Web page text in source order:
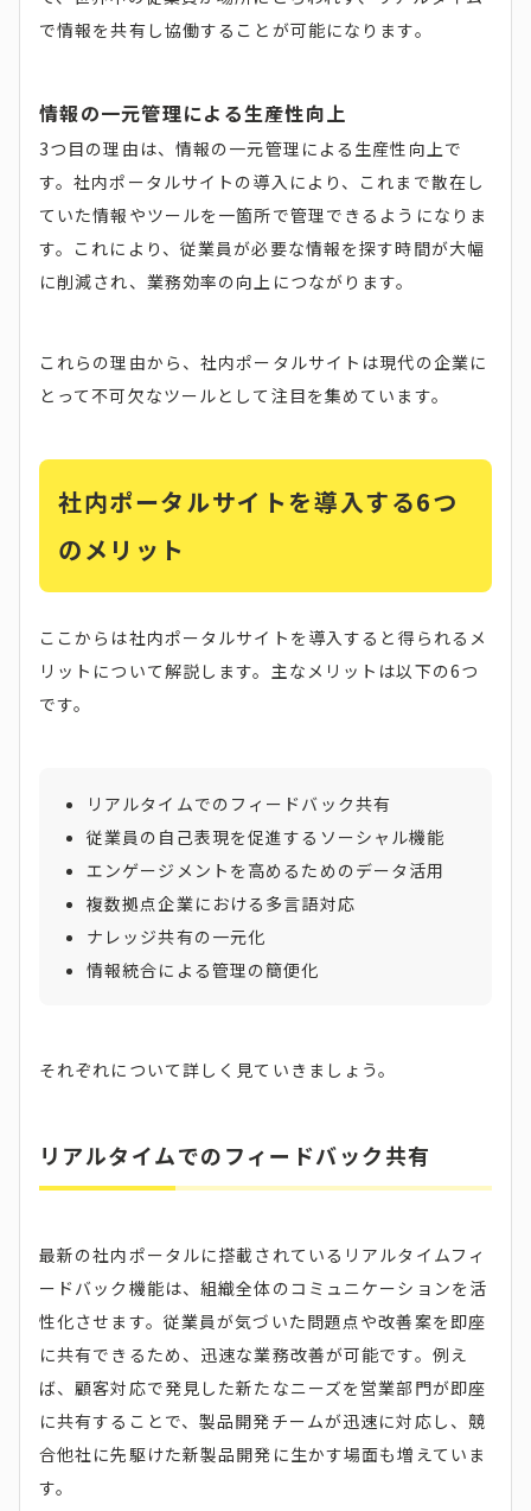
で情報を共有し協働することが可能になります。
情報の一元管理による生産性向上
3つ目の理由は、情報の一元管理による生産性向上で
す。社内ポータルサイトの導入により、これまで散在し
ていた情報やツールを一箇所で管理できるようになりま
す。これにより、従業員が必要な情報を探す時間が大幅
に削減され、業務効率の向上につながります。
これらの理由から、社内ポータルサイトは現代の企業に
とって不可欠なツールとして注目を集めています。
社内ポータルサイトを導入する6つ
のメリット
ここからは社内ポータルサイトを導入すると得られるメ
リットについて解説します。主なメリットは以下の6つ
です。
リアルタイムでのフィードバック共有
従業員の自己表現を促進するソーシャル機能
エンゲージメントを高めるためのデータ活用
複数拠点企業における多言語対応
ナレッジ共有の一元化
情報統合による管理の簡便化
それぞれについて詳しく見ていきましょう。
リアルタイムでのフィードバック共有
最新の社内ポータルに搭載されているリアルタイムフィ
ードバック機能は、組織全体のコミュニケーションを活
性化させます。従業員が気づいた問題点や改善案を即座
に共有できるため、迅速な業務改善が可能です。例え
ば、顧客対応で発見した新たなニーズを営業部門が即座
に共有することで、製品開発チームが迅速に対応し、競
合他社に先駆けた新製品開発に生かす場面も増えていま
す。